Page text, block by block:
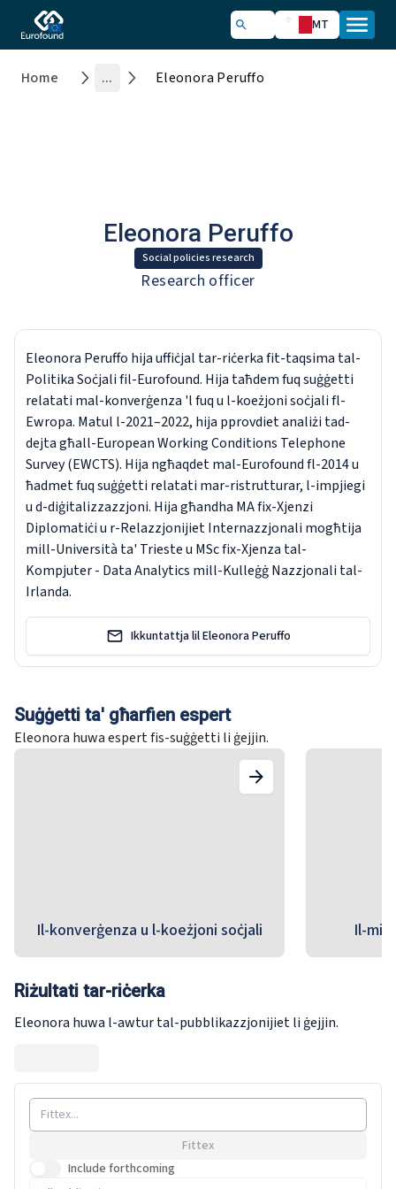
MT
Home ... Eleonora Peruffo
Social policies research
Eleonora Peruffo
Research officer
Eleonora Peruffo hija uffiċjal tar-riċerka fit-taqsima tal-
Politika Soċjali fil-Eurofound. Hija taħdem fuq suġġetti
relatati mal-konverġenza 'l fuq u l-koeżjoni soċjali fl-
Ewropa. Matul l-2021–2022, hija pprovdiet analiżi tad-
dejta għall-European Working Conditions Telephone
Survey (EWCTS). Hija ngħaqdet mal-Eurofound fl-2014 u
ħadmet fuq suġġetti relatati mar-ristrutturar, l-impjiegi
u d-diġitalizzazzjoni. Hija għandha MA fix-Xjenzi
Diplomatiċi u r-Relazzjonijiet Internazzjonali mogħtija
mill-Università ta' Trieste u MSc fix-Xjenza tal-
Kompjuter - Data Analytics mill-Kulleġġ Nazzjonali tal-
Irlanda.
Ikkuntattja lil Eleonora Peruffo
Suġġetti ta' għarfien espert
Eleonora huwa espert fis-suġġetti li ġejjin.
Il-konverġenza u l-koeżjoni soċjali Il-
Riżultati tar-riċerka
Eleonora huwa l-awtur tal-pubblikazzjonijiet li ġejjin.
Fittex
Include forthcoming